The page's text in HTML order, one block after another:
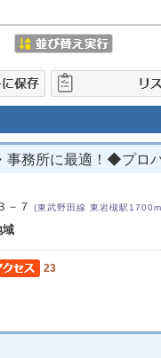
務所に最適！◆プロ
－７ (東武野田線 東岩槻駅
域
23